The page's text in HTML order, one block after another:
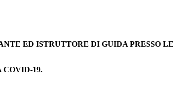
ED ISTRUTTORE DI GUIDA PRESSO LE
COVID-19.